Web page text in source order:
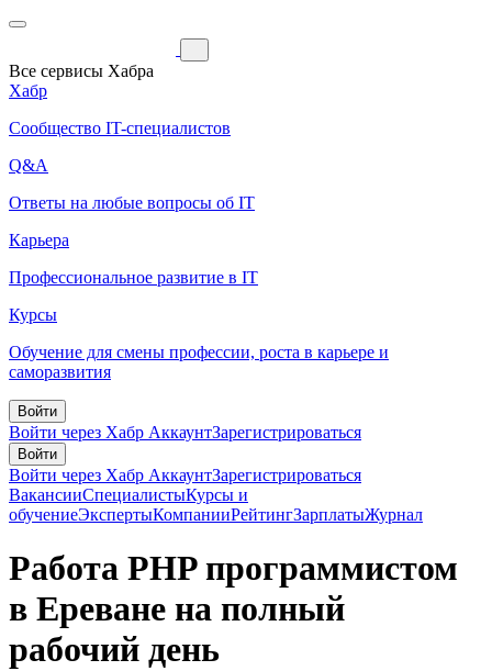
Все сервисы Хабра
Хабр
Сообщество IT-специалистов
Q&A
Ответы на любые вопросы об IT
Карьера
Профессиональное развитие в IT
Курсы
Обучение для смены профессии, роста в карьере и
саморазвития
Войти
Войти через Хабр АккаунтЗарегистрироваться
Войти
Войти через Хабр АккаунтЗарегистрироваться
ВакансииСпециалистыКурсы и
обучениеЭкспертыКомпанииРейтингЗарплатыЖурнал
Работа PHP программистом
в Ереване на полный
рабочий день